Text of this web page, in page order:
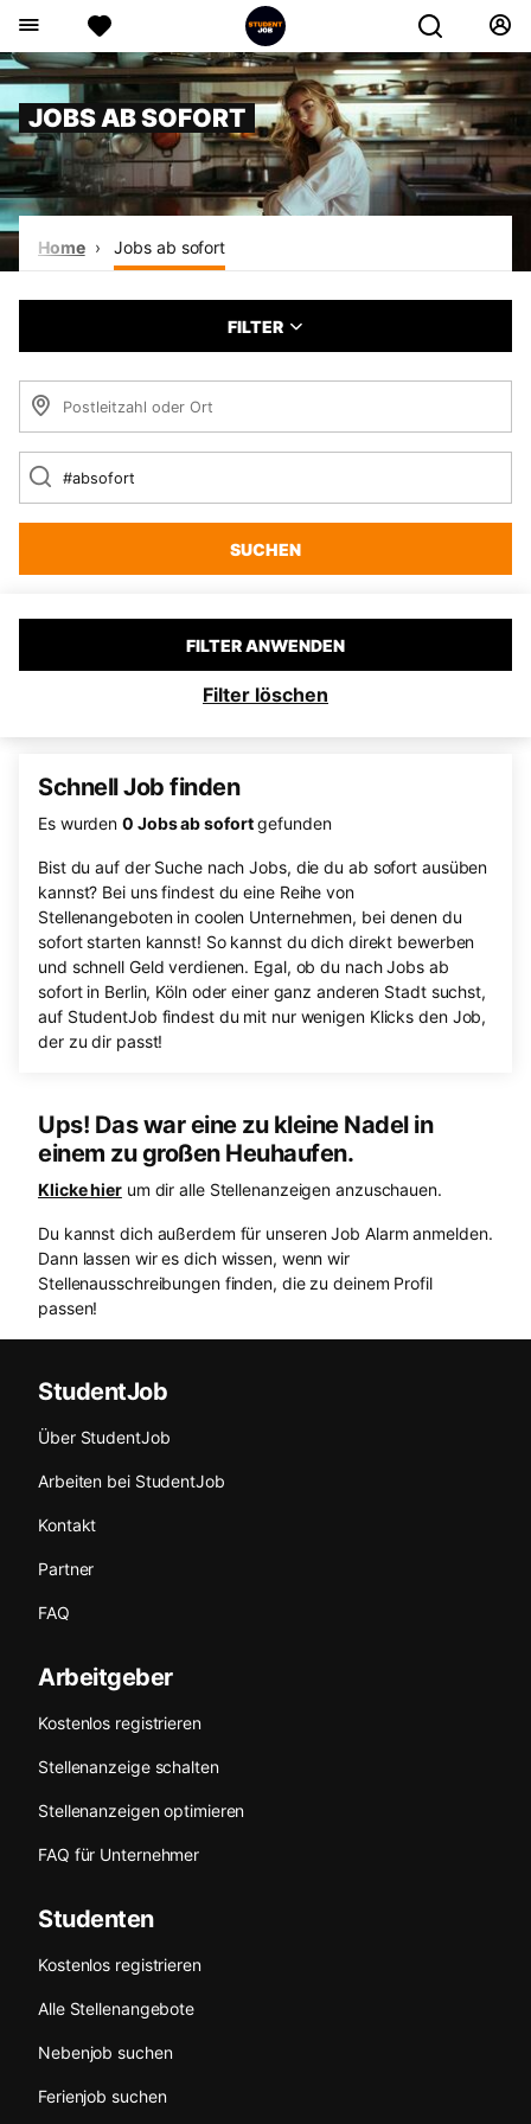
JOBS AB SOFORT
Home Jobs ab sofort
FILTER
SUCHEN
FILTER ANWENDEN
Filter löschen
Schnell Job finden
Es wurden 0 Jobs ab sofortgefunden
Bist du auf der Suche nach Jobs, die du ab sofort ausüben
kannst? Bei uns findest du eine Reihe von
Stellenangeboten in coolen Unternehmen, bei denen du
sofort starten kannst! So kannst du dich direkt bewerben
und schnell Geld verdienen. Egal, ob du nach Jobs ab
sofort in Berlin, Köln oder einer ganz anderen Stadt suchst,
auf StudentJob findest du mit nur wenigen Klicks den Job,
der zu dir passt!
Ups! Das war eine zu kleine Nadel in
einem zu großen Heuhaufen.
Klicke hierum dir alle Stellenanzeigen anzuschauen.
Du kannst dich außerdem für unseren Job Alarm anmelden.
Dann lassen wir es dich wissen, wenn wir
Stellenausschreibungen finden, die zu deinem Profil
passen!
StudentJob
Über StudentJob
Arbeiten bei StudentJob
Kontakt
Partner
FAQ
Arbeitgeber
Kostenlos registrieren
Stellenanzeige schalten
Stellenanzeigen optimieren
FAQ für Unternehmer
Studenten
Kostenlos registrieren
Alle Stellenangebote
Nebenjob suchen
Ferienjob suchen